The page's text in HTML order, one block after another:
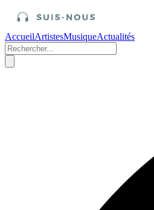
AccueilArtistesMusiqueActualités